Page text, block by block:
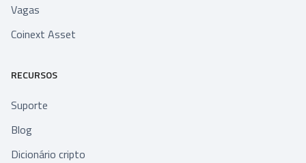
Vagas
Coinext Asset
RECURSOS
Suporte
Blog
Dicionário cripto